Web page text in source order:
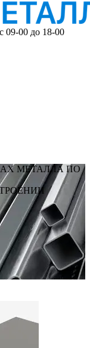
09-00 до 18-00
МЕТАЛЛА ПО